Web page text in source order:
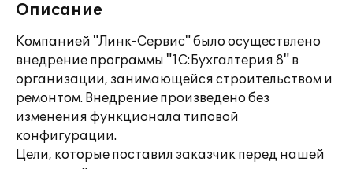
Описание
Компанией "Линк-Сервис" было осуществлено
внедрение программы "1С:Бухгалтерия 8" в
организации, занимающейся строительством и
ремонтом. Внедрение произведено без
изменения функционала типовой
конфигурации.
Цели, которые поставил заказчик перед нашей